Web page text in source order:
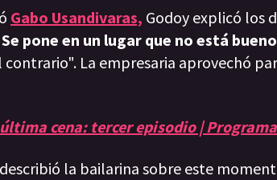
Gabo Usandivaras, Godoy explicó los
pone en un lugar que no está
La empresaria aprovechó
cena: tercer episodio |
la bailarina sobre este